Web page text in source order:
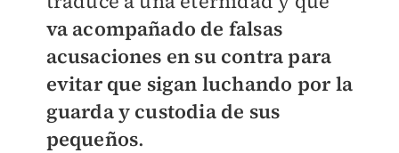
va acompañado de falsas
acusaciones en su contra para
evitar que sigan luchando por la
guarda y custodia de sus
pequeños.